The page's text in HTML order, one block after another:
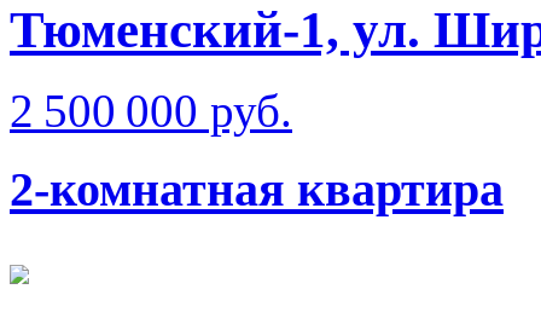
Тюменский-1, ул.
2 500 000 руб.
2-комнатная квартира